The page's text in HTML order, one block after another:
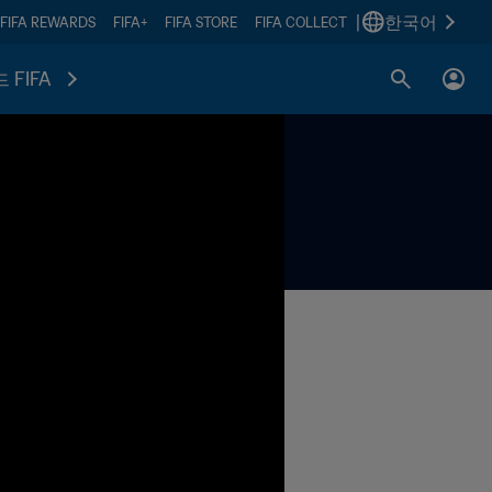
FIFA REWARDS FIFA+ FIFA STORE FIFA COLLECT 한국어
FIFA